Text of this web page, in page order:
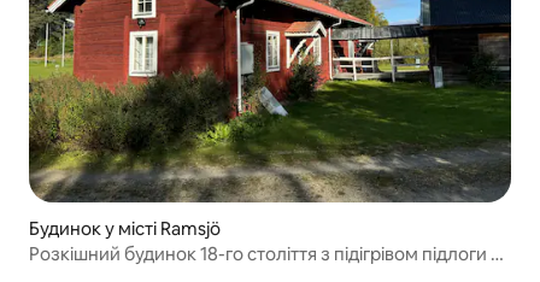
Будинок у місті Ramsjö
Розкішний будинок 18-го століття з підігрівом підлоги та